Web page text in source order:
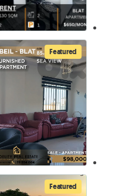
Featured
Featured